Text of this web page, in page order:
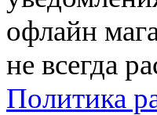
офлайн
не всегда
Политика